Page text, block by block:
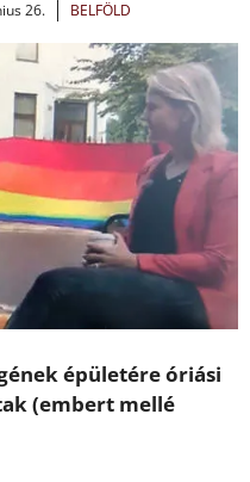
26. BELFÖLD
épületére óriási
(embert mellé